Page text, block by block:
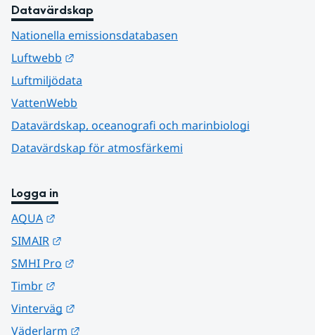
Datavärdskap
Nationella emissionsdatabasen
Luftwebb
Luftmiljödata
VattenWebb
Datavärdskap, oceanografi och marinbiologi
Datavärdskap för atmosfärkemi
Logga in
AQUA
SIMAIR
SMHI Pro
Timbr
Vinterväg
Väderlarm